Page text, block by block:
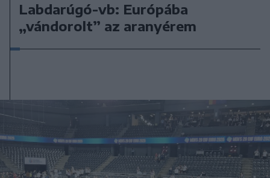
Labdarúgó-vb: Európába
„vándorolt” az aranyérem